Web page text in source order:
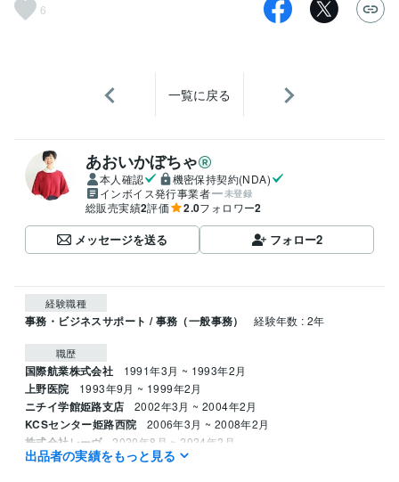
6
一覧に戻る
あおいかぼちゃ
本人確認
機密保持契約(NDA)
インボイス発行事業者
未登録
総販売実績2評価 2.0フォロワー2
メッセージを送る フォロー2
経験職種
事務・ビジネスサポート / 事務（一般事務） 経験年数 : 2年
職歴
国際航業株式会社 1991年3月 ~ 1993年2月
上野医院 1993年9月 ~ 1999年2月
ニチイ学館姫路支店 2002年3月 ~ 2004年2月
KCSセンター姫路西院 2006年3月 ~ 2008年2月
株式会社レーヴ 2020年8月 ~ 2024年2月
出品者の実績をもっと見る